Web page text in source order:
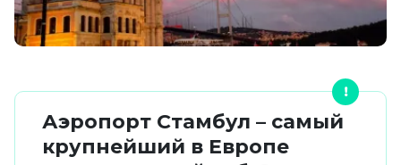
Аэропорт Стамбул – самый
крупнейший в Европе